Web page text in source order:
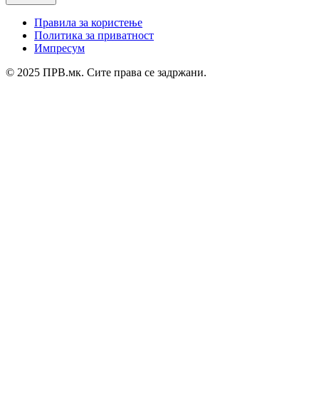
Правила за користење
Политика за приватност
Импресум
© 2025 ПРВ.мк. Сите права се задржани.